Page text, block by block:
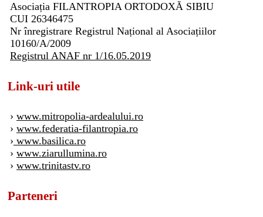
Asociația FILANTROPIA ORTODOXĂ SIBIU
CUI 26346475
Nr înregistrare Registrul Național al Asociațiilor
10160/A/2009
Registrul ANAF nr 1/16.05.2019
Link-uri utile
› www.mitropolia-ardealului.ro
› www.federatia-filantropia.ro
› www.basilica.ro
› www.ziarullumina.ro
› www.trinitastv.ro
Parteneri